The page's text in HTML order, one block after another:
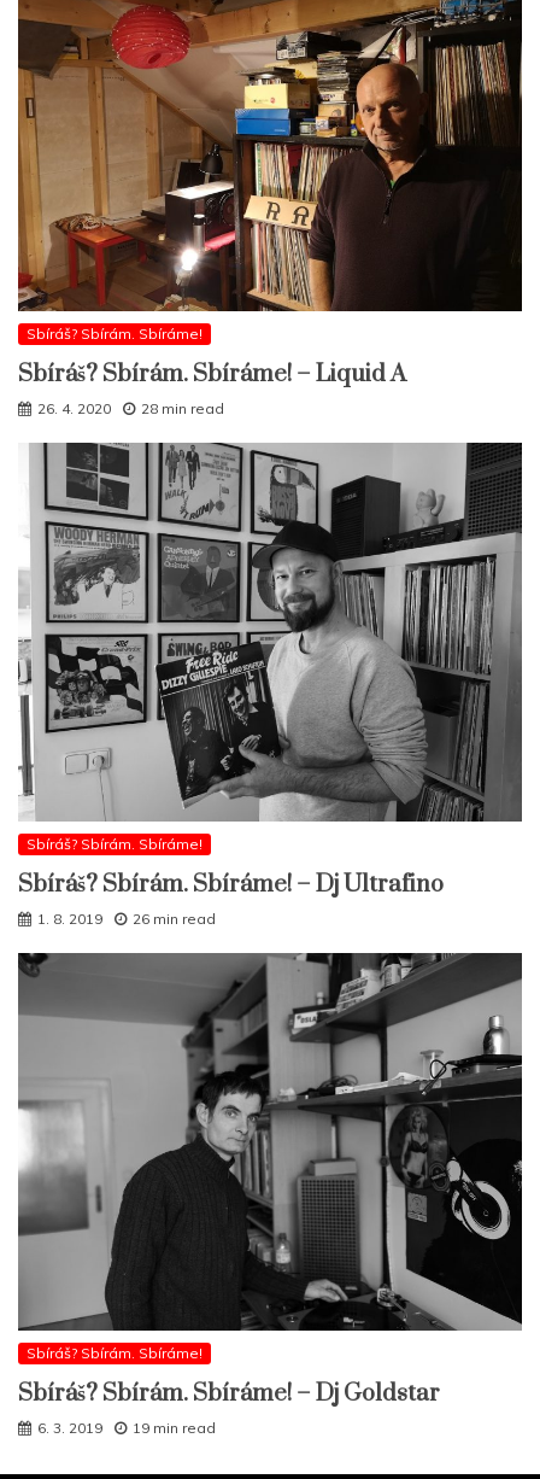
Sbíráš? Sbírám. Sbíráme!
Sbíráš? Sbírám. Sbíráme! – Liquid A
26. 4. 2020 28 min read
Sbíráš? Sbírám. Sbíráme!
Sbíráš? Sbírám. Sbíráme! – Dj Ultrafino
1. 8. 2019 26 min read
Sbíráš? Sbírám. Sbíráme!
Sbíráš? Sbírám. Sbíráme! – Dj Goldstar
6. 3. 2019 19 min read